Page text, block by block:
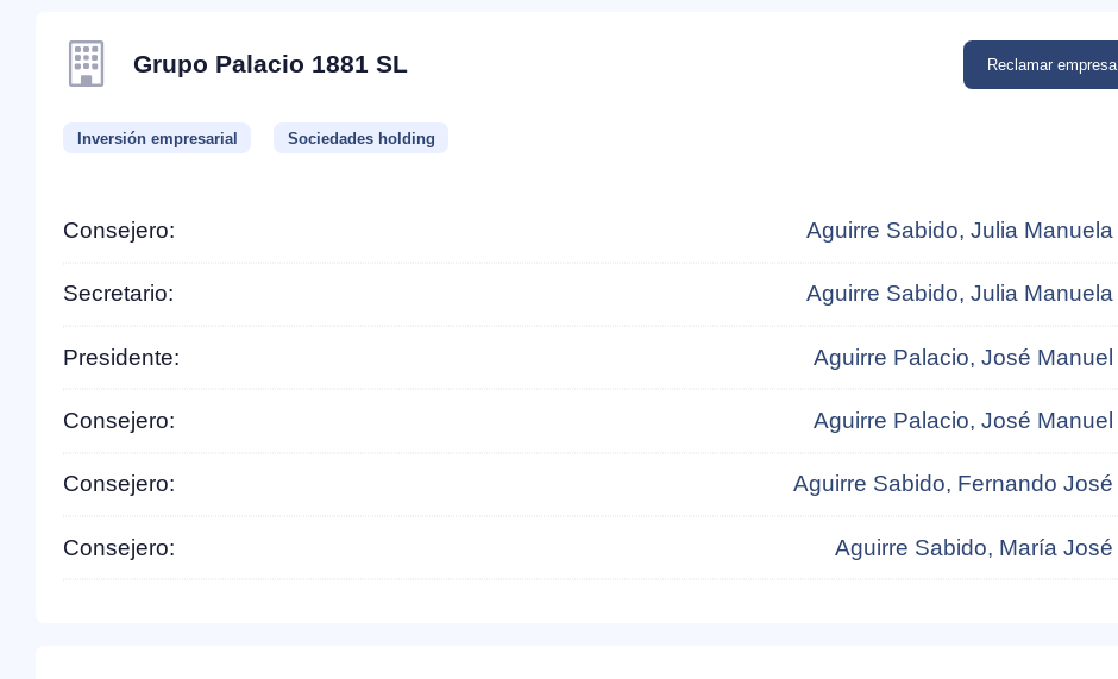
Grupo Palacio 1881 SL Reclamar empresa
Inversión empresarial Sociedades holding
Consejero: Aguirre Sabido, Julia Manuela
Secretario: Aguirre Sabido, Julia Manuela
Presidente: Aguirre Palacio, José Manuel
Consejero: Aguirre Palacio, José Manuel
Consejero: Aguirre Sabido, Fernando José
Consejero: Aguirre Sabido, María José